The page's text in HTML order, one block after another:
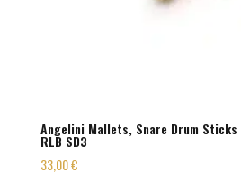
Angelini Mallets, Snare Drum
RLB SD3
33,00€